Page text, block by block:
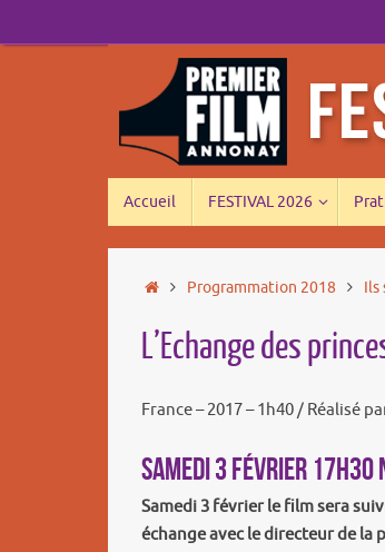
au
Accueil FESTIVAL 2026
Accueil
Programmation 2018 Ils
L’Echange des
France – 2017 – 1h40 / Réalisé
SAMEDI 3 FÉVRIER 17h30
Samedi 3 février le film sera
échange avec le directeur de la